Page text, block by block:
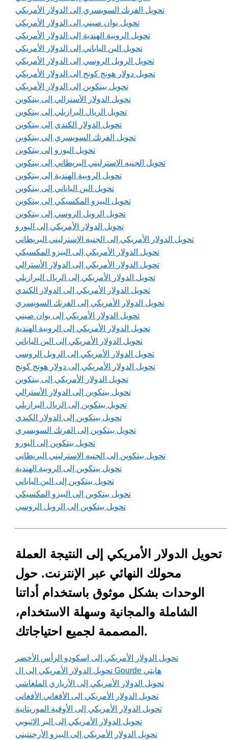
تحويل الفرنك السويسري إلى الدولار الأمريكي
تحويل يوان صيني إلى الدولار الأمريكي
تحويل الروبية الهندية إلى الدولار الأمريكي
تحويل الين الياباني إلى الدولار الأمريكي
تحويل الروبل الروسي إلى الدولار الأمريكي
تحويل دولار هونج كونج إلى الدولار الأمريكي
تحويل بيتكوين إلى الدولار الأمريكي
تحويل الدولار الأسترالي إلى بيتكوين
تحويل الريال البرازيلي إلى بيتكوين
تحويل الدولار الكندي إلى بيتكوين
تحويل الفرنك السويسري إلى بيتكوين
تحويل اليورو إلى بيتكوين
تحويل الجنيه الإسترليني البريطاني إلى بيتكوين
تحويل الروبية الهندية إلى بيتكوين
تحويل الين الياباني إلى بيتكوين
تحويل البيزو المكسيكي إلى بيتكوين
تحويل الروبل الروسي إلى بيتكوين
تحويل الدولار الأمريكي إلى اليورو
تحويل الدولار الأمريكي إلى الجنيه الإسترليني البريطاني
تحويل الدولار الأمريكي إلى البيزو المكسيكي
تحويل الدولار الأمريكي إلى الدولار الأسترالي
تحويل الدولار الأمريكي إلى الريال البرازيلي
تحويل الدولار الأمريكي إلى الدولار الكندي
تحويل الدولار الأمريكي إلى الفرنك السويسري
تحويل الدولار الأمريكي إلى يوان صيني
تحويل الدولار الأمريكي إلى الروبية الهندية
تحويل الدولار الأمريكي إلى الين الياباني
تحويل الدولار الأمريكي إلى الروبل الروسي
تحويل الدولار الأمريكي إلى دولار هونج كونج
تحويل الدولار الأمريكي إلى بيتكوين
تحويل بيتكوين إلى الدولار الأسترالي
تحويل بيتكوين إلى الريال البرازيلي
تحويل بيتكوين إلى الدولار الكندي
تحويل بيتكوين إلى الفرنك السويسري
تحويل بيتكوين إلى اليورو
تحويل بيتكوين إلى الجنيه الإسترليني البريطاني
تحويل بيتكوين إلى الروبية الهندية
تحويل بيتكوين إلى الين الياباني
تحويل بيتكوين إلى البيزو المكسيكي
تحويل بيتكوين إلى الروبل الروسي
تحويل الدولار الأمريكي إلى النتيجة العملة
محولك النهائي عبر الإنترنت. حول
الوحدات بشكل موثوق باستخدام أداتنا
الشاملة والمجانية وسهلة الاستخدام،
المصممة لجميع احتياجاتك.
تحويل الدولار الأمريكي إلى إسكودو الرأس الأخضر
تحويل الدولار الأمريكي إلى ال Gourde هايتي
تحويل الدولار الأمريكي إلى الأرياري الملغاشي
تحويل الدولار الأمريكي إلى الأفغاني الأفغاني
تحويل الدولار الأمريكي إلى الأوقية الموريتانية
تحويل الدولار الأمريكي إلى البر الإثيوبي
تحويل الدولار الأمريكي إلى البيزو الأرجنتيني